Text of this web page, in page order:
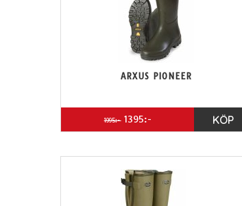
ARXUS PIONEER
1995:- 1395:- KÖP